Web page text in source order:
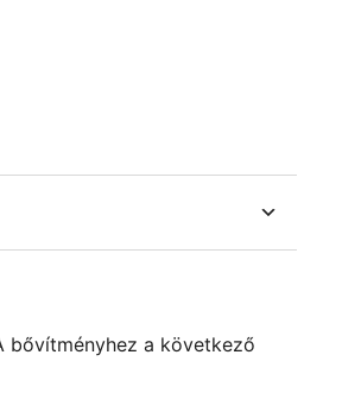
bővítményhez a következő